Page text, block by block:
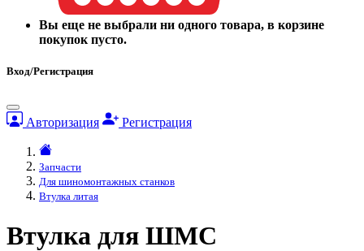
Вы еще не выбрали ни одного товара, в корзине
покупок пусто.
Вход/Регистрация
Авторизация Регистрация
Запчасти
Для шиномонтажных станков
Втулка литая
Втулка для ШМС